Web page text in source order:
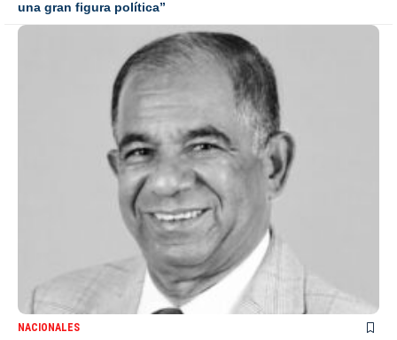
una gran figura política”
NACIONALES